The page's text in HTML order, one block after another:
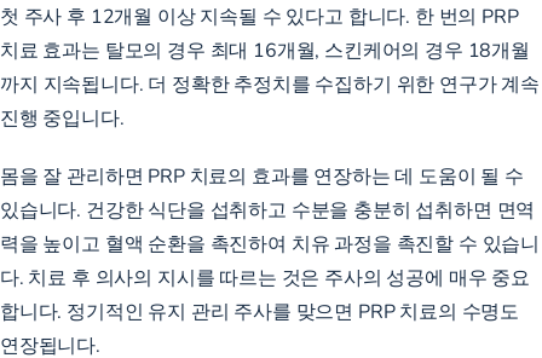
첫 주사 후 12개월 이상 지속될 수 있다고 합니다. 한 번의 PRP
치료 효과는 탈모의 경우 최대 16개월, 스킨케어의 경우 18개월
까지 지속됩니다. 더 정확한 추정치를 수집하기 위한 연구가 계속
진행 중입니다.
몸을 잘 관리하면 PRP 치료의 효과를 연장하는 데 도움이 될 수
있습니다. 건강한 식단을 섭취하고 수분을 충분히 섭취하면 면역
력을 높이고 혈액 순환을 촉진하여 치유 과정을 촉진할 수 있습니
다. 치료 후 의사의 지시를 따르는 것은 주사의 성공에 매우 중요
합니다. 정기적인 유지 관리 주사를 맞으면 PRP 치료의 수명도
연장됩니다.